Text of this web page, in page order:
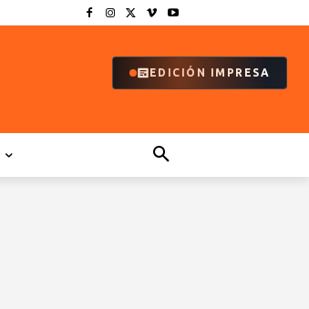
EDICIÓN IMPRESA